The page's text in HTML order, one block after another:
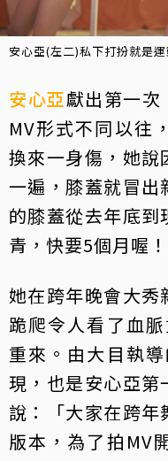
安心亞(左二)私下打扮就是
安心亞獻出第一次
MV形式不同以往
換來一身傷，她說
一遍，膝蓋就冒出
的膝蓋從去年底
青，快要5個月喔！
她在跨年晚會大秀
跪爬令人看了血
重來。由大目執
現，也是安心亞第
說：「大家在跨
版本，為了拍MV